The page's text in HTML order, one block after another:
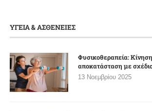
ΥΓΕΙΑ & ΑΣΘΕΝΕΙΕΣ
Φυσικοθεραπεία:
αποκατάσταση με
13 Νοεμβρίου 2025